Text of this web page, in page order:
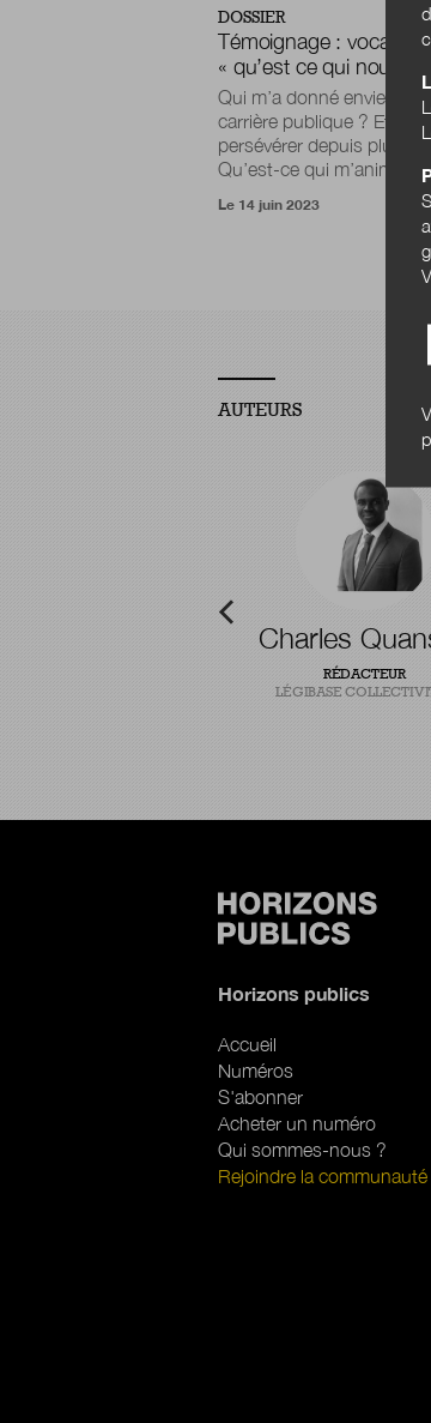
DOSSIER
Témoignage : vocation
« qu’est ce qui nous
Qui m’a donné envie
carrière publique ? Et qui
persévérer depuis plus
Qu’est-ce qui m’anime ?
Le 14 juin 2023
AUTEURS
Charles
RÉDACTEUR
LÉGIBASE
Horizons publics
Accueil
Numéros
S'abonner
Acheter un numéro
Qui sommes-nous ?
Rejoindre la communauté